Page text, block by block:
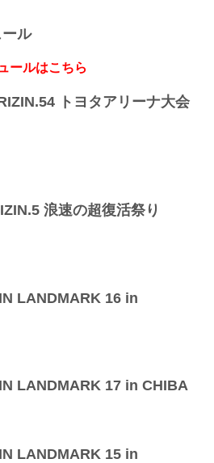
ル
ールはこちら
トヨタアリーナ大会
浪速の超復活祭り
LANDMARK 16 in
LANDMARK 17 in CHIBA
LANDMARK 15 in